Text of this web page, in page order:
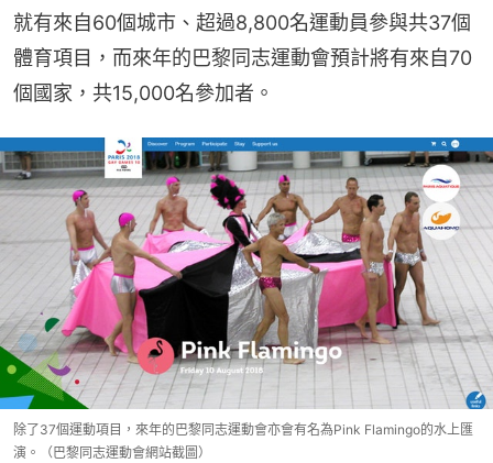
就有來自60個城市、超過8,800名運動員參與共37個
體育項目，而來年的巴黎同志運動會預計將有來自70
個國家，共15,000名參加者。
除了37個運動項目，來年的巴黎同志運動會亦會有名為Pink Flamingo的水上匯
演。（巴黎同志運動會網站截圖）